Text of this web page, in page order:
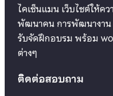
ไคเซ็นแมน เว็บไซต์ให้ค
พัฒนาคน การพัฒนางาน
รับจัดฝึกอบรม พร้อม
ต่างๆ
ติดต่อสอบถาม